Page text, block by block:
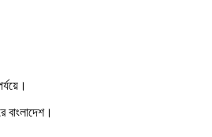
বাংলাদেশ।